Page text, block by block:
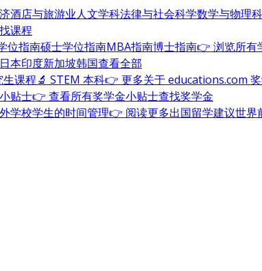
酒店与旅游业人文学科法律与社会科学数学与物理
课程
位指南硕士学位指南MBA指南博士指南👉 浏览所有
日本印度新加坡韩国查看全部
生课程🔬 STEM 本科👉 更多关于 educations.com
贴士👉 查看所有奖学金小贴士查找奖学金
学校学生的时间管理👉 阅读更多出国留学建议世界